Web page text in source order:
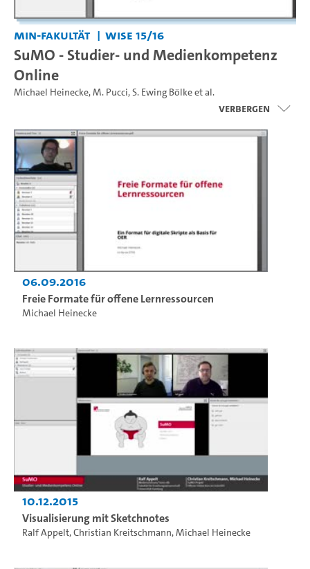
MIN-Fakultät WiSe 15/16
SuMO - Studier- und Medienkompetenz
Online
Michael Heinecke,M. Pucci,S. Ewing Bölkeet al.
Verbergen
06.09.2016
Freie Formate für offene Lernressourcen
Michael Heinecke
10.12.2015
Visualisierung mit Sketchnotes
Ralf Appelt,Christian Kreitschmann,Michael Heinecke